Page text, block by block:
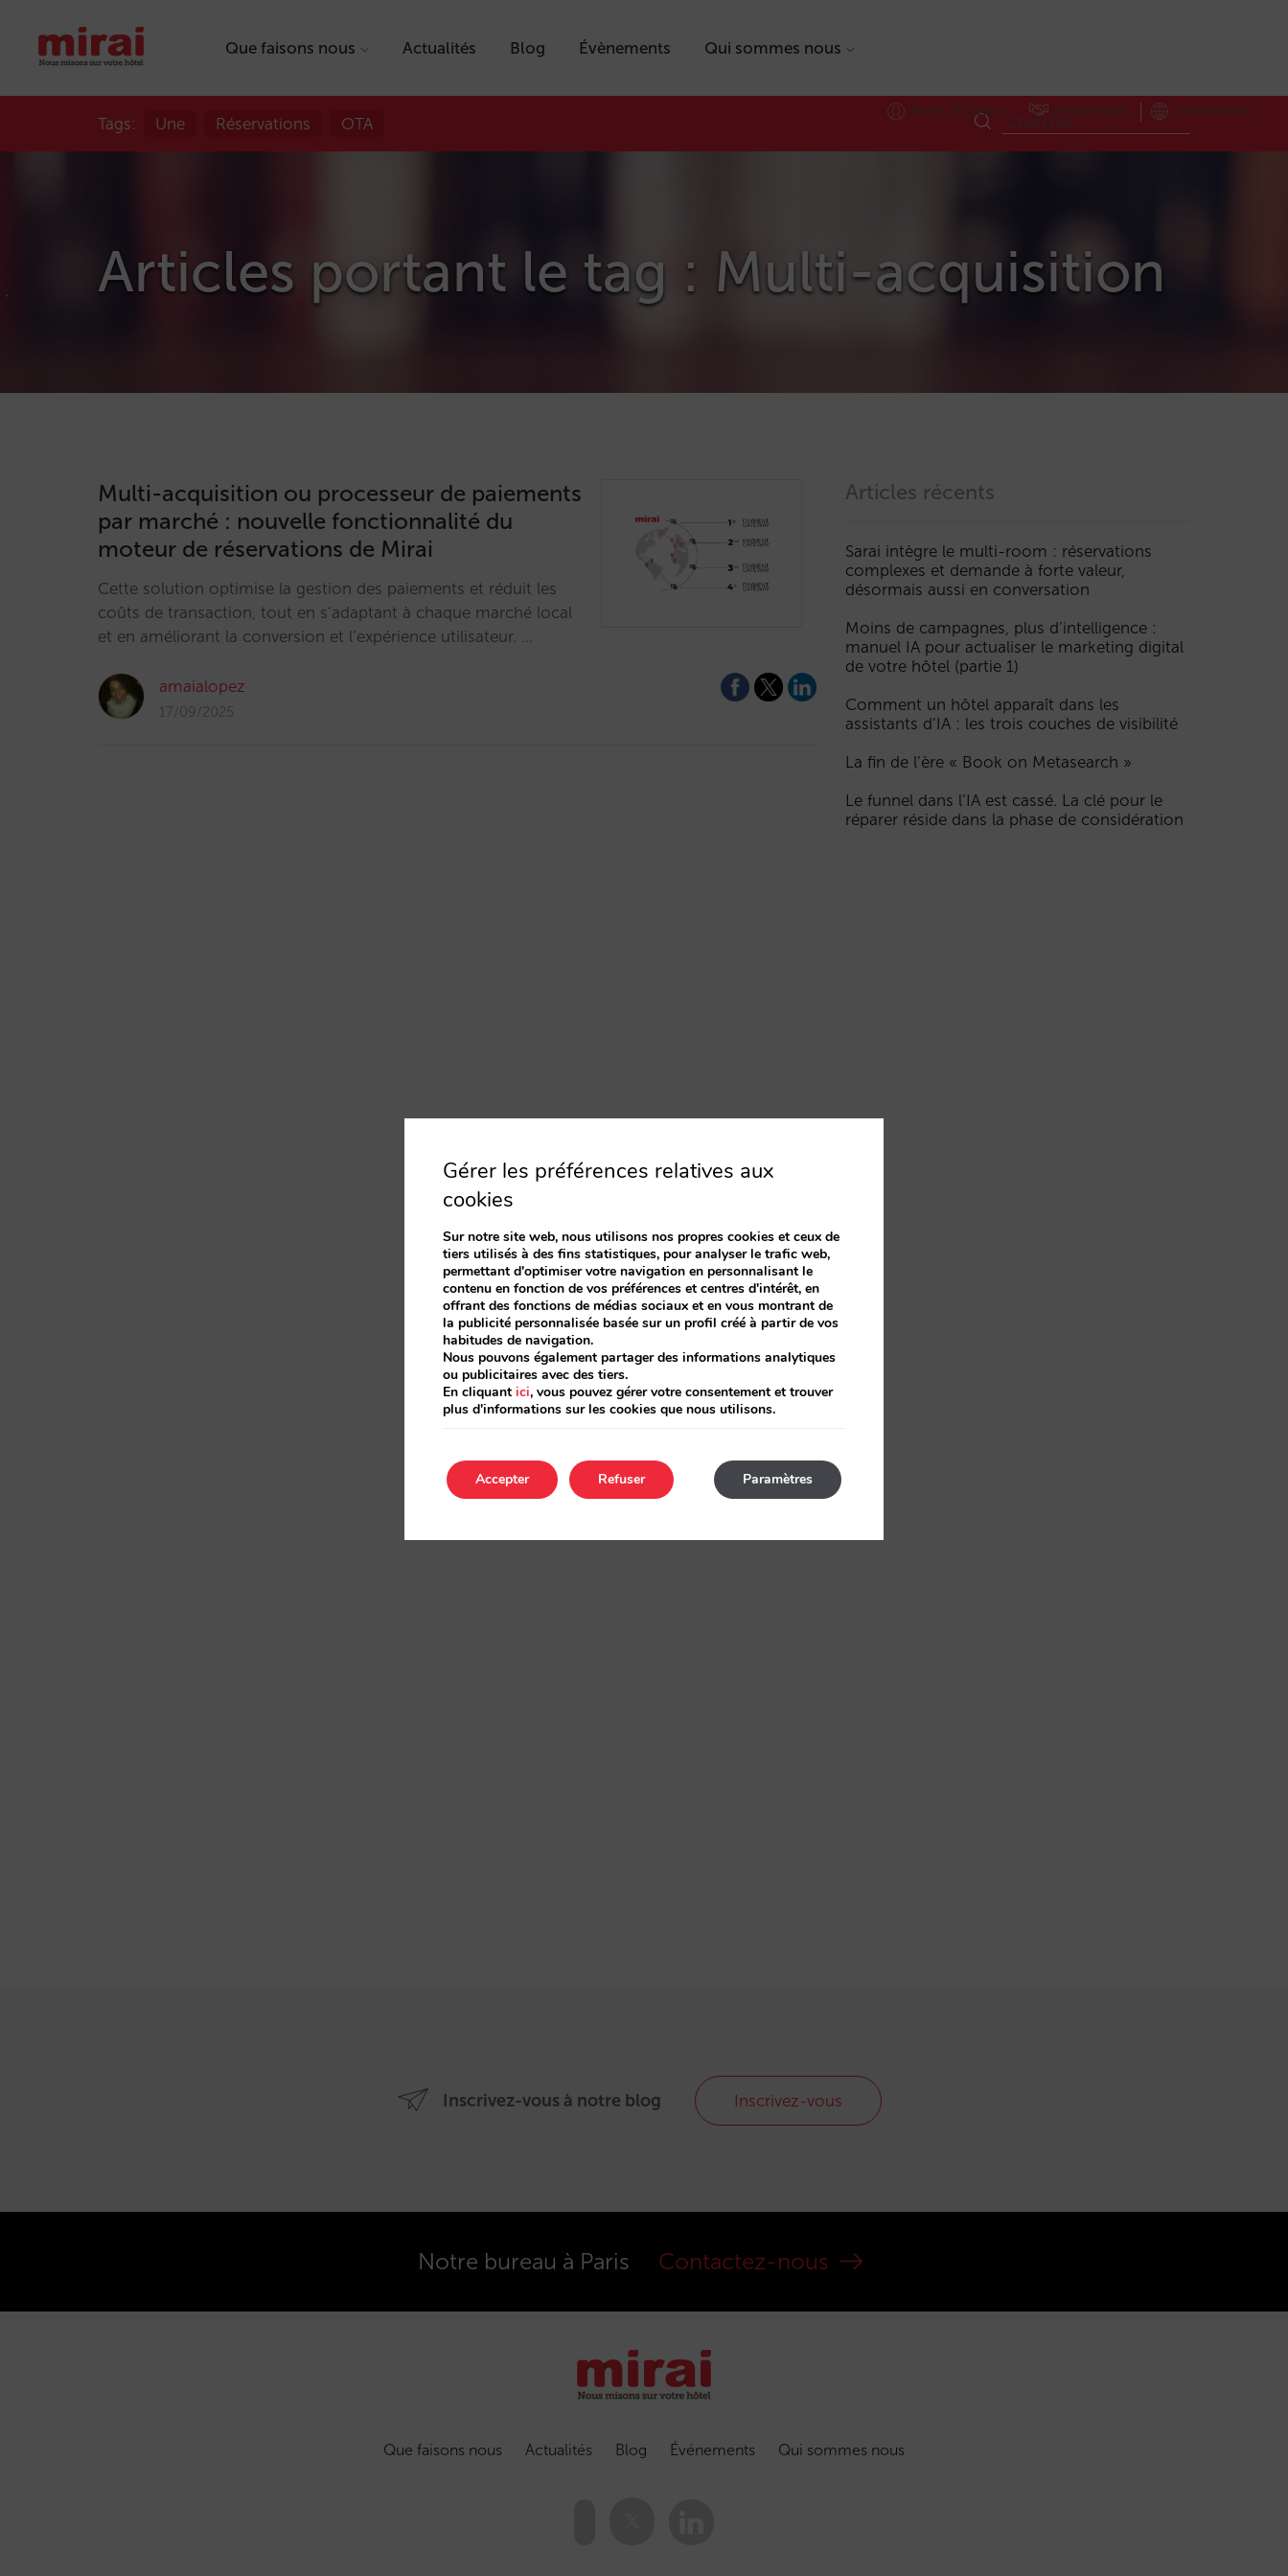
Que faisons nous Actualités Blog Évènements Qui sommes nous
Accès Hôteliers Partnerships International
Tags: Une Réservations OTA
Articles portant le tag : Multi-acquisition
Multi-acquisition ou processeur de paiements
par marché : nouvelle fonctionnalité du
moteur de réservations de Mirai
Cette solution optimise la gestion des paiements et réduit les
coûts de transaction, tout en s’adaptant à chaque marché local
et en améliorant la conversion et l’expérience utilisateur. …
amaialopez
17/09/2025
Articles récents
Sarai intègre le multi-room : réservations
complexes et demande à forte valeur,
désormais aussi en conversation
Moins de campagnes, plus d’intelligence :
manuel IA pour actualiser le marketing digital
de votre hôtel (partie 1)
Comment un hôtel apparaît dans les
assistants d’IA : les trois couches de visibilité
La fin de l’ère « Book on Metasearch »
Le funnel dans l’IA est cassé. La clé pour le
réparer réside dans la phase de considération
Inscrivez-vous à notre blog Inscrivez-vous
Notre bureau à Paris Contactez-nous
Que faisons nous Actualités Blog Événements Qui sommes nous
Gérer les préférences relatives aux
cookies
Sur notre site web, nous utilisons nos propres cookies et ceux de
tiers utilisés à des fins statistiques, pour analyser le trafic web,
permettant d'optimiser votre navigation en personnalisant le
contenu en fonction de vos préférences et centres d'intérêt, en
offrant des fonctions de médias sociaux et en vous montrant de
la publicité personnalisée basée sur un profil créé à partir de vos
habitudes de navigation.
Nous pouvons également partager des informations analytiques
ou publicitaires avec des tiers.
En cliquant ici, vous pouvez gérer votre consentement et trouver
plus d'informations sur les cookies que nous utilisons.
Accepter Paramètres
Refuser